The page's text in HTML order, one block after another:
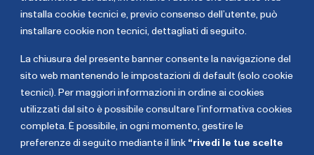
installa cookie tecnici e, previo consenso dell’utente, può
installare cookie non tecnici, dettagliati di seguito
La chiusura del presente banner consente la navigazione del
sito web mantenendo le impostazioni di default (solo cookie
tecnici). Per maggiori informazioni in ordine ai cookies
utilizzati dal sito è possibile consultare l’informativa cookies
completa. È possibile, in ogni momento, gestire le
preferenze di seguito mediante il link “rivedi le tue scelte
attraverso una serie di prodotti finanziari. Dal 2016 al
2023 è stato a capo della Divisione Sicurezza e
Elena
Ugolini
Giacomo
Solbiati